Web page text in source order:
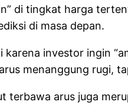
di tingkat harga
di masa depan.
karena investor ingin
menanggung rugi,
terbawa arus juga